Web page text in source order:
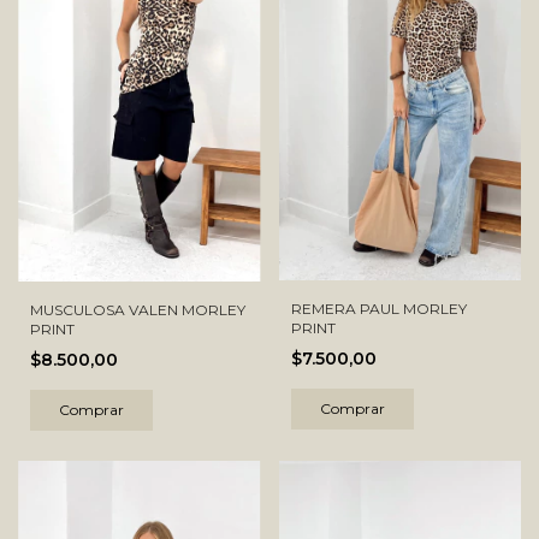
MUSCULOSA VALEN MORLEY
PRINT
$8.500,00
Comprar
REMERA PAUL MORLEY
PRINT
$7.500,00
Comprar